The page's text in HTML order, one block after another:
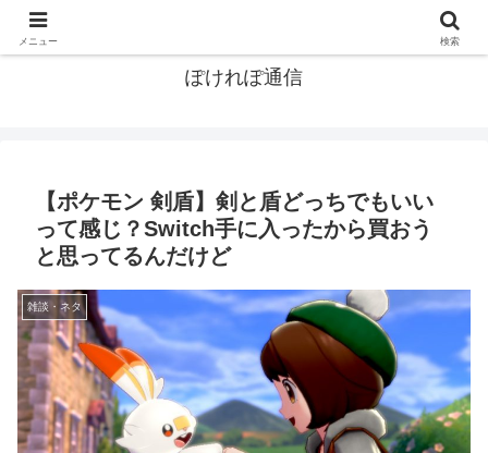
ぽけれぽ通信
【ポケモン 剣盾】剣と盾どっちでもいい
って感じ？Switch手に入ったから買おう
と思ってるんだけど
雑談・ネタ
メニュー 検索